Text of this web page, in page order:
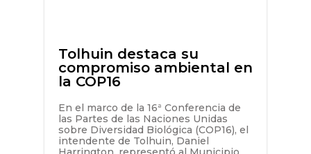
Tolhuin destaca su
compromiso ambiental en
la COP16
En el marco de la 16ª Conferencia de
las Partes de las Naciones Unidas
sobre Diversidad Biológica (COP16), el
intendente de Tolhuin, Daniel